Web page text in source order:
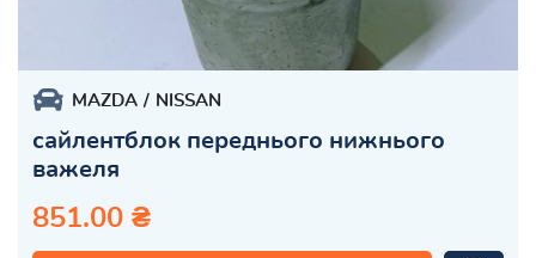
MAZDA NISSAN
сайлентблок переднього нижнього
важеля
851.00 ₴